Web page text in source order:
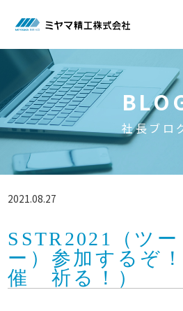
社長ブロ
2021.08.27
SSTR2021（ツ
ー）参加するぞ
催 祈る！）